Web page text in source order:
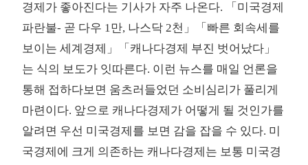
경제가 좋아진다는 기사가 자주 나온다. 「미국경제
파란불- 곧 다우 1만, 나스닥 2천」「빠른 회속세를
보이는 세계경제」「캐나다경제 부진 벗어났다」
는 식의 보도가 잇따른다. 이런 뉴스를 매일 언론을
통해 접하다보면 움츠러들었던 소비심리가 풀리게
마련이다. 앞으로 캐나다경제가 어떻게 될 것인가를
알려면 우선 미국경제를 보면 감을 잡을 수 있다. 미
국경제에 크게 의존하는 캐나다경제는 보통 미국경